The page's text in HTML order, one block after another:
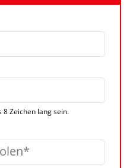
8 Zeichen lang sein.